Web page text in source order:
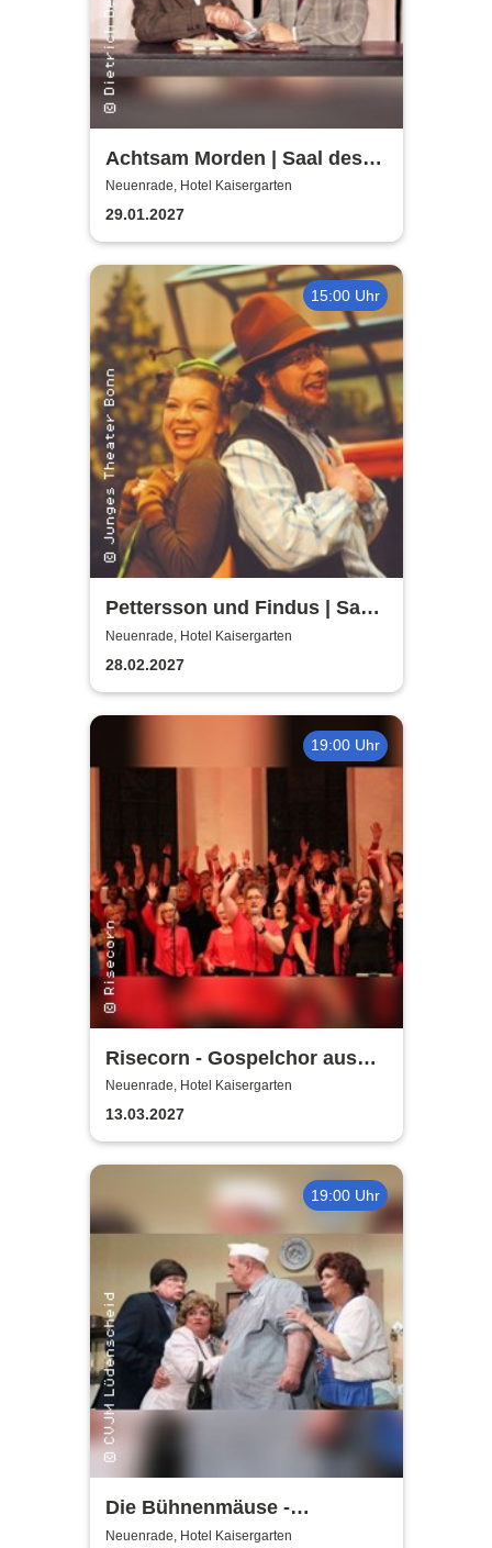
Achtsam Morden | Saal des
Hotels Kaisergarten
Neuenrade, Hotel Kaisergarten
29.01.2027
15:00 Uhr
Pettersson und Findus | Saal
des Hotels Kaisergarten
Neuenrade
Neuenrade, Hotel Kaisergarten
28.02.2027
19:00 Uhr
Risecorn - Gospelchor aus
Lüdenscheid
Neuenrade, Hotel Kaisergarten
13.03.2027
19:00 Uhr
Die Bühnenmäuse -
Laientheater CVJM
Neuenrade, Hotel Kaisergarten